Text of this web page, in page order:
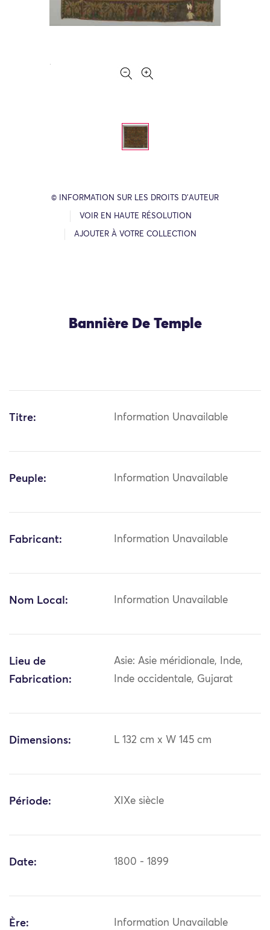
© INFORMATION SUR LES DROITS D’AUTEUR
VOIR EN HAUTE RÉSOLUTION
AJOUTER À VOTRE COLLECTION
Bannière De Temple
Titre: Information Unavailable
Peuple: Information Unavailable
Fabricant: Information Unavailable
Nom Local: Information Unavailable
Lieu de
Fabrication:
Asie: Asie méridionale, Inde,
Inde occidentale, Gujarat
Dimensions: L 132 cm x W 145 cm
Période: XIXe siècle
Date: 1800 - 1899
Ère: Information Unavailable